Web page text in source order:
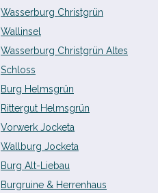
Wasserburg Christgrün
Wallinsel
Wasserburg Christgrün Altes
Schloss
Burg Helmsgrün
Rittergut Helmsgrün
Vorwerk Jocketa
Wallburg Jocketa
Burg Alt-​Liebau
Burgruine & Herrenhaus